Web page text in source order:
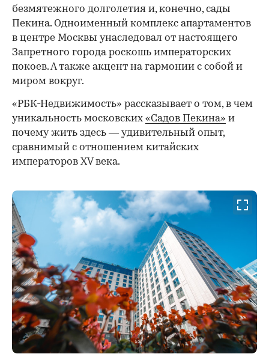
безмятежного долголетия и, конечно, сады
Пекина. Одноименный комплекс апартаментов
в центре Москвы унаследовал от настоящего
Запретного города роскошь императорских
покоев. А также акцент на гармонии с собой и
миром вокруг.
«РБК-Недвижимость» рассказывает о том, в чем
уникальность московских «Садов Пекина» и
почему жить здесь — удивительный опыт,
сравнимый с отношением китайских
императоров XV века.